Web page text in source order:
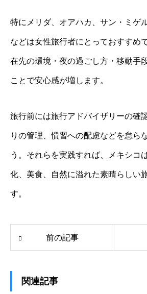
特にメリダ、オアハカ、サン・ミゲ
などは女性旅行者にとっておすすめ
在先の環境・夜の過ごし方・移動手
ことで安心感が増します。
旅行前には旅行アドバイザリーの確
りの管理、慣習への配慮などを怠ら
う。それらを実践すれば、メキシコ
化、美食、自然に溢れた素晴らしい
す。
前の記事
関連記事